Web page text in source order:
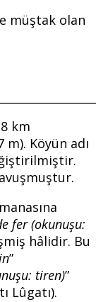
müştak olan
km
m). Köyün adı
fer (okunuşu:
hâlidir. Bu
”
şu: tiren)”
Lûgatı).